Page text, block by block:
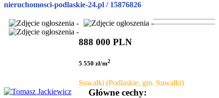
nieruchomosci-podlaskie-24.pl / 15876826
888 000 PLN
5 550 zł/m2
Suwałki (Podlaskie, gm. Suwałki)
Główne cechy: